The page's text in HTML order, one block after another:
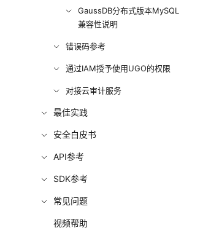
GaussDB分布式版本MySQL
兼容性说明
错误码参考
通过IAM授予使用UGO的权限
对接云审计服务
最佳实践
安全白皮书
API参考
SDK参考
常见问题
视频帮助